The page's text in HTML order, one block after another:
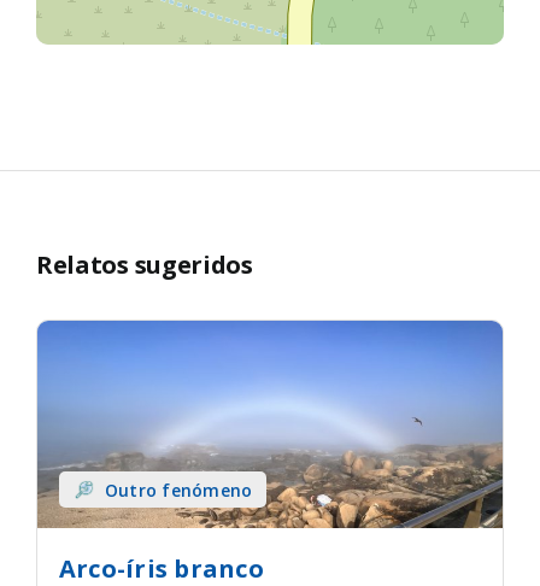
Relatos sugeridos
Outro fenómeno
Arco-íris branco